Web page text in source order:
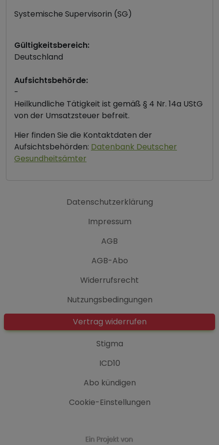
Systemische Supervisorin (SG)
Gültigkeitsbereich:
Deutschland
Aufsichtsbehörde:
-
Heilkundliche Tätigkeit ist gemäß § 4 Nr. 14a UStG
von der Umsatzsteuer befreit.
Hier finden Sie die Kontaktdaten der
Aufsichtsbehörden: Datenbank Deutscher
Gesundheitsämter
Datenschutzerklärung
Impressum
AGB
AGB-Abo
Widerrufsrecht
Nutzungsbedingungen
Vertrag widerrufen
Stigma
ICD10
Abo kündigen
Cookie-Einstellungen